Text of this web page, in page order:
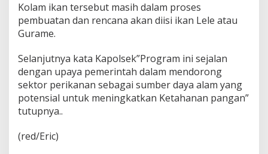
I
k
D
a
r
i
T
Kolam ikan tersebut masih dalam proses
pembuatan dan rencana akan diisi ikan Lele atau
Gurame.
Selanjutnya kata Kapolsek”Program ini sejalan
dengan upaya pemerintah dalam mendorong
sektor perikanan sebagai sumber daya alam yang
potensial untuk meningkatkan Ketahanan pangan”
tutupnya..
(red/Eric)